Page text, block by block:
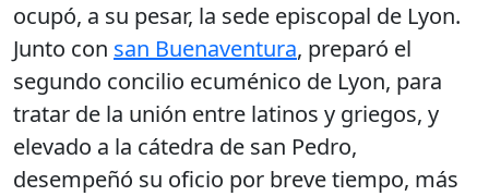
ocupó, a su pesar, la sede episcopal de Lyon.
Junto con san Buenaventura, preparó el
segundo concilio ecuménico de Lyon, para
tratar de la unión entre latinos y griegos, y
elevado a la cátedra de san Pedro,
desempeñó su oficio por breve tiempo, más